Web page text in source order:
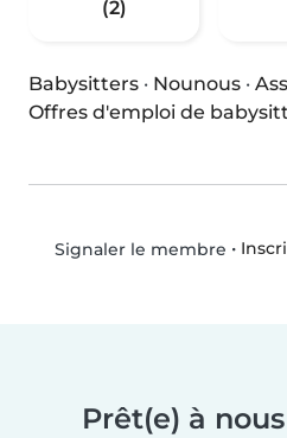
(2)
Babysitters · Nounous ·
Offres d'emploi de
Signaler le membre •
Prêt(e) à